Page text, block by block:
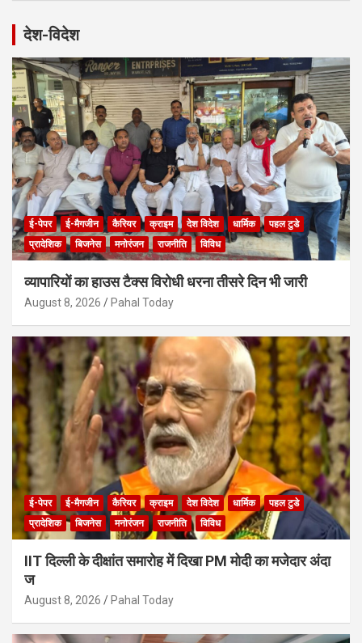
देश-विदेश
ई-पेपर ई-मैगजीन कैरियर क्राइम देश विदेश धार्मिक
पहल टुडे
प्रादेशिक
बिजनेस मनोरंजन राजनीति विविध
व्यापारियों का हाउस टैक्स विरोधी धरना तीसरे दिन भी जारी
August 8, 2026 Pahal Today
ई-पेपर ई-मैगजीन कैरियर क्राइम देश विदेश धार्मिक
पहल टुडे
प्रादेशिक
बिजनेस मनोरंजन राजनीति विविध
IIT दिल्ली के दीक्षांत समारोह में दिखा PM मोदी का मजेदार अंदा
ज
August 8, 2026 Pahal Today